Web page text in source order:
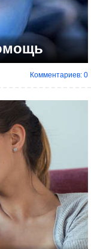
Комментариев: 0